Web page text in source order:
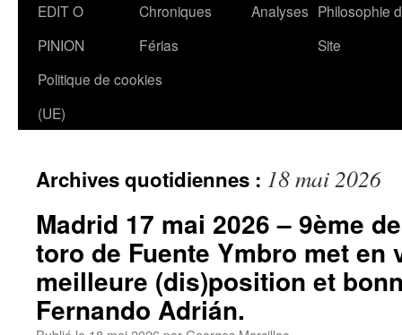
Aller
contenu
EDIT O
PINION
Chroniques
Férias
Analyses Philosophie
Site
Politique de cookies
(UE)
Archives quotidiennes : 18 mai 2026
Madrid 17 mai 2026 – 9ème
toro de Fuente Ymbro met en
meilleure (dis)position et
Fernando Adrián.